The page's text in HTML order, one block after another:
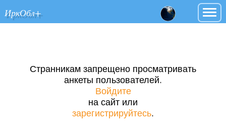
ИркОбл+
Странникам запрещено просматривать
анкеты пользователей.
Войдите
на сайт или
зарегистрируйтесь.